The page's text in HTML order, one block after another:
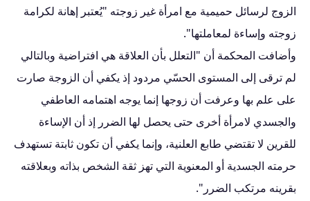
الزوج لرسائل حميمية مع امرأة غير زوجته "يُعتبر إهانة لكرامة
زوجته وإساءة لمعاملتها".
وأضافت المحكمة أن "التعلل بأن العلاقة هي افتراضية وبالتالي
لم ترقى إلى المستوى الحسّي مردود إذ يكفي أن الزوجة صارت
على علم بها وعرفت أن زوجها إنما يوجه اهتمامه العاطفي
والجسدي لامرأة أخرى حتى يحصل لها الضرر إذ أن الإساءة
للقرين لا تقتضي طابع العلنية، وإنما يكفي أن تكون ثابتة تستهدف
حرمته الجسدية أو المعنوية التي تهز ثقة الشخص بذاته وبعلاقته
بقرينه مرتكب الضرر".